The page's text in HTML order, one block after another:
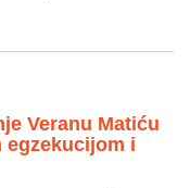
Veranu Matiću
egzekucijom i